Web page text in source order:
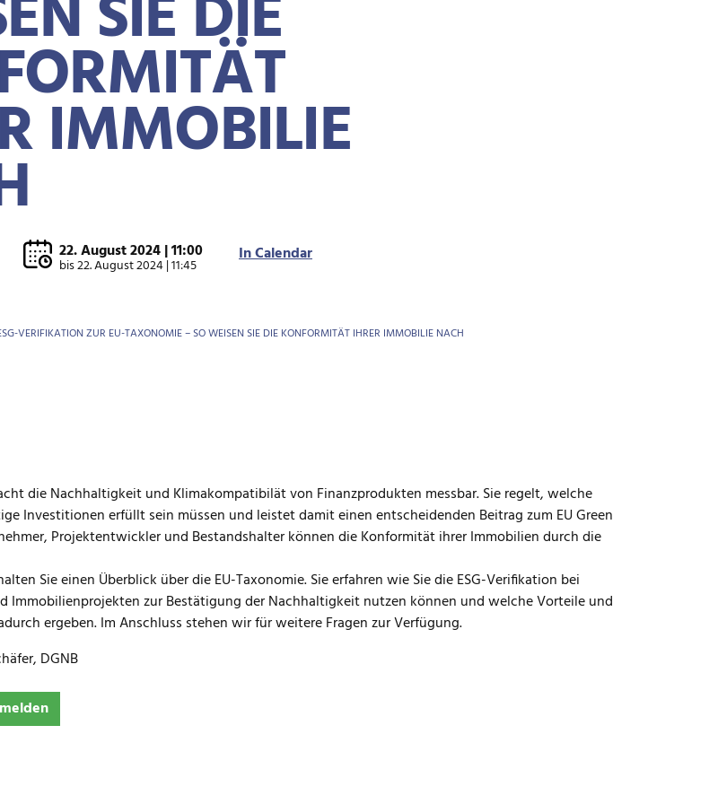
IMMOBILIE
22. August 2024 | 11:00
bis22. August 2024 | 11:45 In Calendar
VERIFIKATION ZUR EU-TAXONOMIE – SO WEISEN SIE DIE KONFORMITÄT IHRER IMMOBILIE NACH
die Nachhaltigkeit und Klimakompatibilät von Finanzprodukten messbar. Sie regelt, welche
Investitionen erfüllt sein müssen und leistet damit einen entscheidenden Beitrag zum EU Green
Projektentwickler und Bestandshalter können die Konformität ihrer Immobilien durch die
Sie einen Überblick über die EU-Taxonomie. Sie erfahren wie Sie die ESG-Verifikation bei
Immobilienprojekten zur Bestätigung der Nachhaltigkeit nutzen können und welche Vorteile und
ergeben. Im Anschluss stehen wir für weitere Fragen zur Verfügung.
DGNB